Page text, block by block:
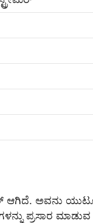
ಅವನು
ಪ್ರಸಾರ ಮಾಡುವ